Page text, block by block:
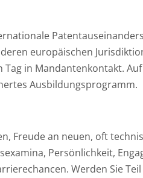
europäischen
in Mandantenkontakt.
Ausbildungsprogramm.
Freude an neuen, oft
Persönlichkeit,
Werden Sie